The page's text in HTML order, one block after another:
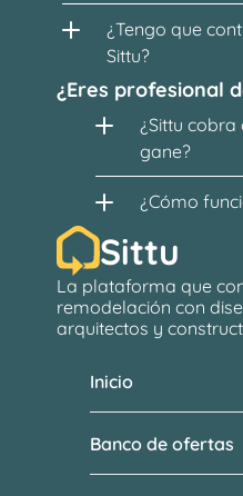
¿Tengo que
Sittu?
¿Eres profesional
¿Sittu
gane?
¿Cómo
Sittu
La plataforma que
remodelación con
arquitectos y
Banco de ofertas
Inicio